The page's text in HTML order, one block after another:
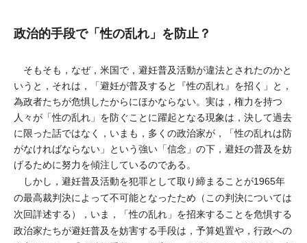
政治的手段で「性の乱れ」を防止？
そもそも，なぜ，米国で，避妊普及活動が違法とされたのかと
いうと，それは，「避妊が普及すると『性の乱れ』を招く」と，
為政者たちが危惧したからにほかならない。実は，権力を持つ
人々が「性の乱れ」を防ぐことに躍起となる現象は，決して過去
に限った話ではなく，いまも，多くの政治家が，「性の乱れは防
がなければならない」という強い「信念」の下，避妊の普及を妨
げるために努力を傾注しているのである。
しかし，避妊普及活動を犯罪として取り締まることが1965年
の最高裁判決によって不可能となったため（この判決については
次回詳述する），いま，「性の乱れ」を招来することを危惧する
政治家たちが避妊普及を妨害する手段は，予算処置や，行政への